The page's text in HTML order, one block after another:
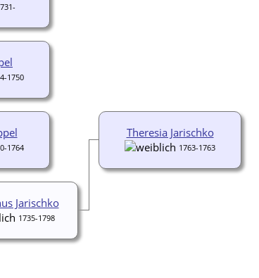
1750
Theresia Jarischko
1763-1763
1764
Jarischko
1735-1798